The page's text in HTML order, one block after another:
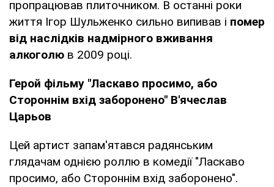
пропрацював плиточником. В останні роки
життя Ігор Шульженко сильно випивав і помер
від наслідків надмірного вживання
алкоголю в 2009 році.
Герой фільму "Ласкаво просимо, або
Стороннім вхід заборонено" В'ячеслав
Царьов
Цей артист запам'ятався радянським
глядачам однією роллю в комедії "Ласкаво
просимо, або Стороннім вхід заборонено".